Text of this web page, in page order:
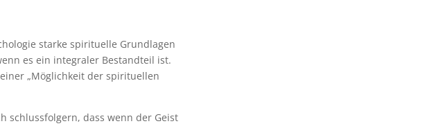
starke spirituelle Grundlagen
es ein integraler Bestandteil ist.
„Möglichkeit der spirituellen
schlussfolgern, dass wenn der Geist